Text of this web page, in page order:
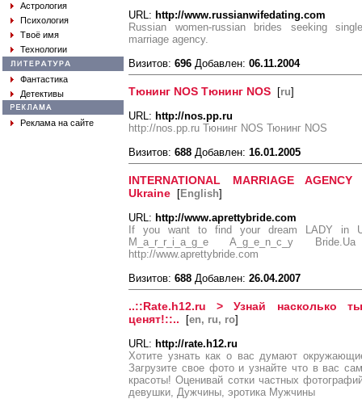
Астрология
Психология
Твоё имя
Технологии
Фантастика
Детективы
Реклама на сайте
URL: http://www.russianwifedating.com
Russian women-russian brides seeking
marriage agency.
Визитов: 696 Добавлен: 06.11.2004
Тюнинг NOS Тюнинг NOS [ru]
URL: http://nos.pp.ru
http://nos.pp.ru Тюнинг NOS Тюнинг NOS
Визитов: 688 Добавлен: 16.01.2005
INTERNATIONAL MARRIAGE
Ukraine [English]
URL: http://www.aprettybride.com
If you want to find your dream LADY in
M_a_r_r_i_a_g_e A_g_e_n_c_y
http://www.aprettybride.com
Визитов: 688 Добавлен: 26.04.2007
..::Rate.h12.ru > Узнай насколько
ценят!::.. [en, ru, ro]
URL: http://rate.h12.ru
Хотите узнать как о вас думают
Загрузите свое фото и узнайте что в вас
красоты! Оценивай сотки частных
девушки, Дужчины, эротика Мужчины